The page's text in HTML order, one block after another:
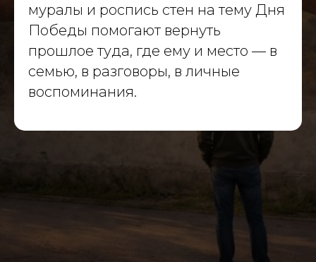
муралы и роспись стен на тему Дня
Победы помогают вернуть
прошлое туда, где ему и место — в
семью, в разговоры, в личные
воспоминания.
dislavart@gmail.com
Политика конфиденциальности
Материалы
Вакансии
Блог